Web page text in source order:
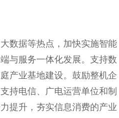
数据等热点，加快实施智能
与服务一体化发展。支持数
产业基地建设。鼓励整机企
持电信、广电运营单位和制
提升，夯实信息消费的产业